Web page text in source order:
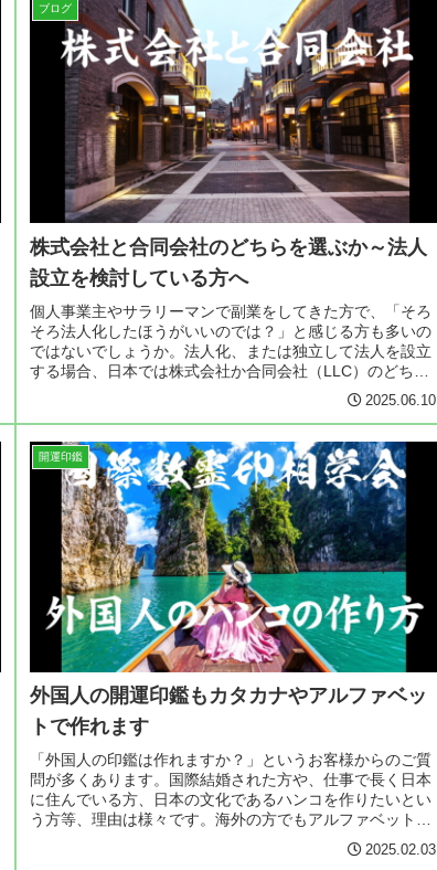
ブログ
株式会社と合同会社のどちらを選ぶか～法人
設立を検討している方へ
個人事業主やサラリーマンで副業をしてきた方で、「そろ
そろ法人化したほうがいいのでは？」と感じる方も多いの
ではないでしょうか。法人化、または独立して法人を設立
する場合、日本では株式会社か合同会社（LLC）のどちら
2025.06.10
開運印鑑
外国人の開運印鑑もカタカナやアルファベッ
トで作れます
「外国人の印鑑は作れますか？」というお客様からのご質
問が多くあります。国際結婚された方や、仕事で長く日本
に住んでいる方、日本の文化であるハンコを作りたいとい
う方等、理由は様々です。海外の方でもアルファベットや
2025.02.03